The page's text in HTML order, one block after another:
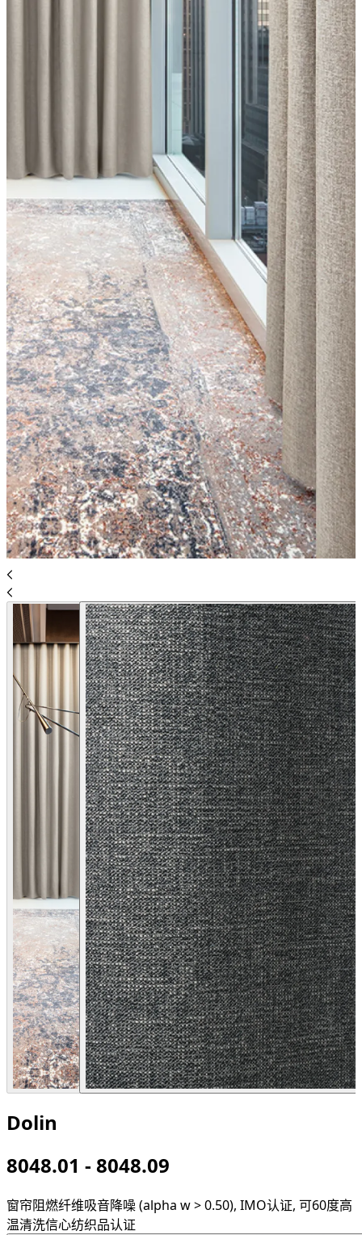
Dolin
8048.01 - 8048.09
窗帘阻燃纤维吸音降噪 (alpha w > 0.50), IMO认证, 可60度高
温清洗信心纺织品认证